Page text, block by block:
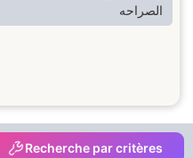
الصراحه
Recherche par critères